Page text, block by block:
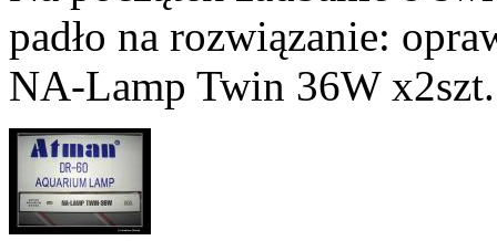
padło na rozwiązanie:
NA-Lamp Twin 36W x2szt.